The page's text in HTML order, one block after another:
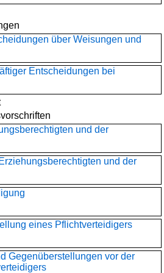
über Weisungen und
Entscheidungen bei
und der
und der
eines Pflichtverteidigers
Gegenüberstellungen vor der